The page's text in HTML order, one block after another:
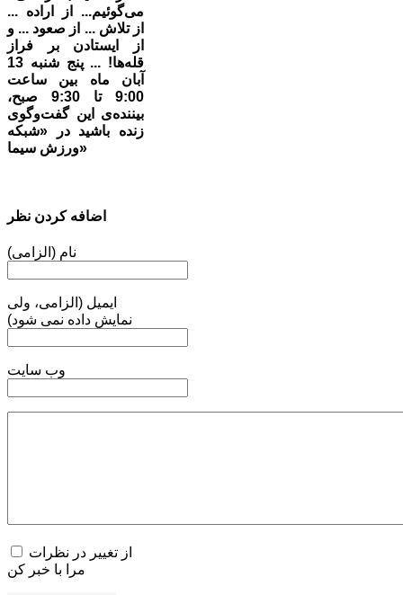
می‌گوئیم... از اراده ...
از تلاش ... از صعود ... و
از ایستادن بر فراز
قله‌ها! ... پنج شنبه 13
آبان ماه بین ساعت
9:00 تا 9:30 صبح،
بیننده‌ی این گفت‌وگوی
زنده باشید در «شبکه
ورزش سیما»
اضافه کردن نظر
نام (الزامی)
ایمیل (الزامی، ولی
نمایش داده نمی شود)
وب سایت
از تغییر در نظرات
مرا با خبر کن